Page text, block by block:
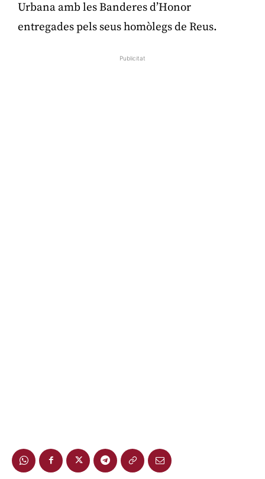
Urbana amb les Banderes d’Honor
entregades pels seus homòlegs de Reus.
Publicitat